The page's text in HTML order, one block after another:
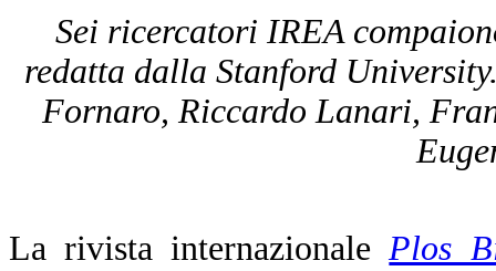
Sei ricercatori IREA
redatta dalla Stanford
Fornaro, Riccardo Lanari,
La rivista internazionale Plos